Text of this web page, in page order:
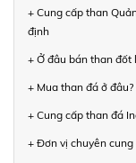
+ Cung cấp than
định
+ Ở đâu bán than
+ Mua than đá ở
+ Cung cấp than đá
+ Đơn vị chuyên